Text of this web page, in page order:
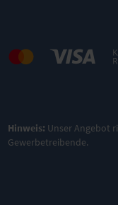
Hinweis: Unser Angebot
Gewerbetreibende.